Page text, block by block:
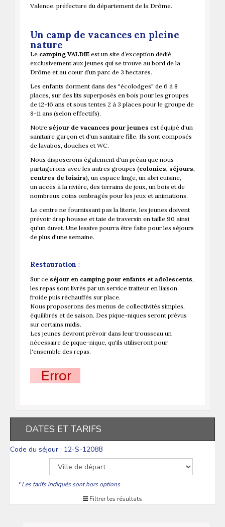
Valence, préfecture du département de la Drôme.
Un camp de vacances en pleine
nature
Le camping VALDIE est un site d’exception dédié
exclusivement aux jeunes qui se trouve au bord de la
Drôme et au cœur d’un parc de 3 hectares.
Les enfants dorment dans des "écolodges" de 6 à 8
places, sur des lits superposés en bois pour les groupes
de 12-16 ans et sous tentes 2 à 3 places pour le groupe de
8-11 ans (selon effectifs).
Notre séjour de vacances pour jeunes est équipé d'un
sanitaire garçon et d'un sanitaire fille. Ils sont composés
de lavabos, douches et WC.
Nous disposerons également d'un préau que nous
partagerons avec les autres groupes (colonies, séjours,
centres de loisirs), un espace linge, un abri cuisine,
un accès à la rivière, des terrains de jeux, un bois et de
nombreux coins ombragés pour les jeux et animations.
Le centre ne fournissant pas la literie, les jeunes doivent
prévoir drap housse et taie de traversin en taille 90 ainsi
qu'un duvet. Une lessive pourra être faite pour les séjours
de plus d'une semaine.
Restauration :
Sur ce séjour en camping pour enfants et adolescents,
les repas sont livrés par un service traiteur en liaison
froide puis réchauffés sur place.
Nous proposerons des menus de collectivités simples,
équilibrés et de saison. Des pique-niques seront prévus
sur certains midis.
Les jeunes devront prévoir dans leur trousseau un
nécessaire de pique-nique, qu'ils utiliseront pour
l'ensemble des repas.
DATES ET TARIFS
Code du séjour : 12-S-12088
* Les tarifs indiqués sont hors options
Filtrer les résultats